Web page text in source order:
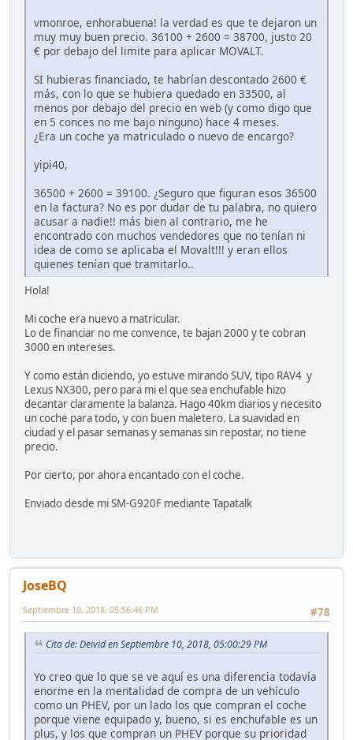
vmonroe, enhorabuena! la verdad es que te dejaron un
muy muy buen precio. 36100 + 2600 = 38700, justo 20
€ por debajo del limite para aplicar MOVALT.
SI hubieras financiado, te habrían descontado 2600 €
más, con lo que se hubiera quedado en 33500, al
menos por debajo del precio en web (y como digo que
en 5 conces no me bajo ninguno) hace 4 meses.
¿Era un coche ya matriculado o nuevo de encargo?
yipi40,
36500 + 2600 = 39100. ¿Seguro que figuran esos 36500
en la factura? No es por dudar de tu palabra, no quiero
acusar a nadie!! más bien al contrario, me he
encontrado con muchos vendedores que no tenían ni
idea de como se aplicaba el Movalt!!! y eran ellos
quienes tenían que tramitarlo..
Hola!
Mi coche era nuevo a matricular.
Lo de financiar no me convence, te bajan 2000 y te cobran
3000 en intereses.
Y como están diciendo, yo estuve mirando SUV, tipo RAV4 y
Lexus NX300, pero para mi el que sea enchufable hizo
decantar claramente la balanza. Hago 40km diarios y necesito
un coche para todo, y con buen maletero. La suavidad en
ciudad y el pasar semanas y semanas sin repostar, no tiene
precio.
Por cierto, por ahora encantado con el coche.
Enviado desde mi SM-G920F mediante Tapatalk
JoseBQ
#78
Septiembre 10, 2018, 05:56:46 PM
Cita de: Deivid en Septiembre 10, 2018, 05:00:29 PM
Yo creo que lo que se ve aquí es una diferencia todavía
enorme en la mentalidad de compra de un vehículo
como un PHEV, por un lado los que compran el coche
porque viene equipado y, bueno, si es enchufable es un
plus, y los que compran un PHEV porque su prioridad